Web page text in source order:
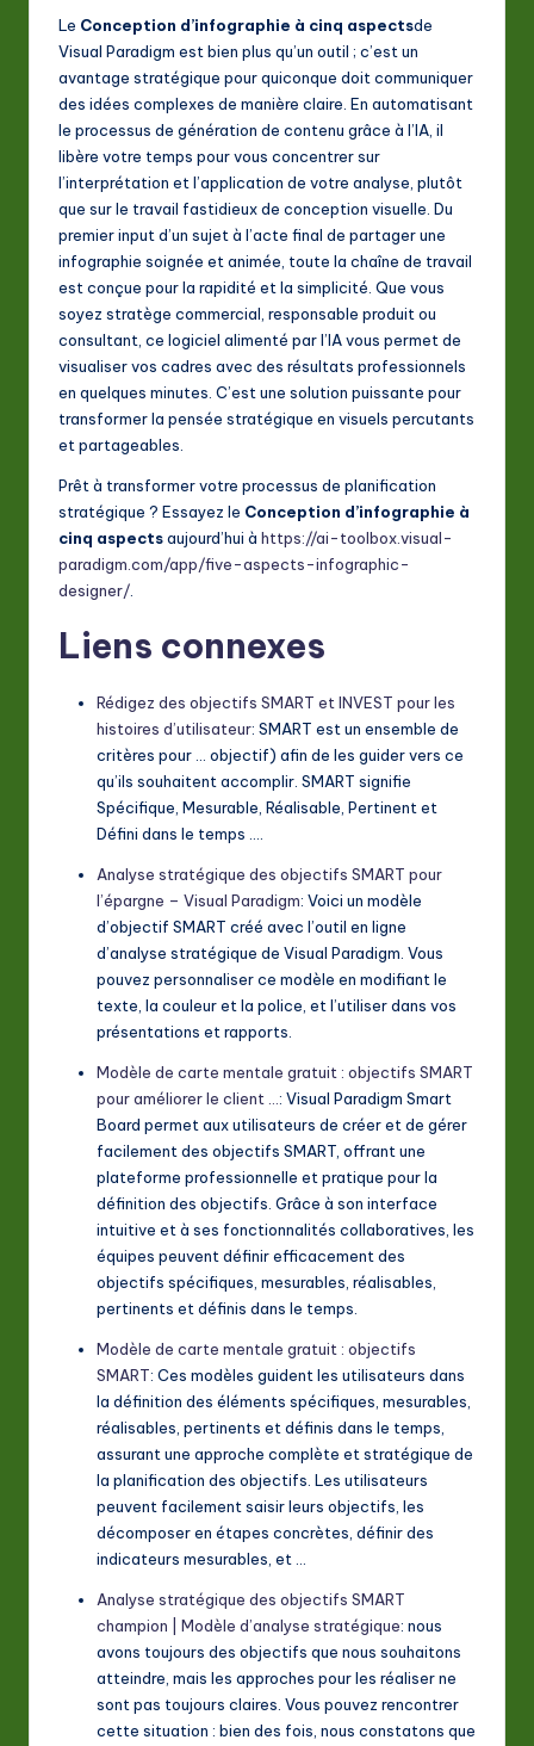
Le Conception d’infographie à cinq aspectsde
Visual Paradigm est bien plus qu’un outil ; c’est un
avantage stratégique pour quiconque doit communiquer
des idées complexes de manière claire. En automatisant
le processus de génération de contenu grâce à l’IA, il
libère votre temps pour vous concentrer sur
l’interprétation et l’application de votre analyse, plutôt
que sur le travail fastidieux de conception visuelle. Du
premier input d’un sujet à l’acte final de partager une
infographie soignée et animée, toute la chaîne de travail
est conçue pour la rapidité et la simplicité. Que vous
soyez stratège commercial, responsable produit ou
consultant, ce logiciel alimenté par l’IA vous permet de
visualiser vos cadres avec des résultats professionnels
en quelques minutes. C’est une solution puissante pour
transformer la pensée stratégique en visuels percutants
et partageables.
Prêt à transformer votre processus de planification
stratégique ? Essayez le Conception d’infographie à
cinq aspectsaujourd’hui à https://ai-toolbox.visual-
paradigm.com/app/five-aspects-infographic-
designer/
Liens connexes
Rédigez des objectifs SMART et INVEST pour les
histoires d’utilisateur: SMART est un ensemble de
critères pour … objectif) afin de les guider vers ce
qu’ils souhaitent accomplir. SMART signifie
Spécifique, Mesurable, Réalisable, Pertinent et
Défini dans le temps ….
Analyse stratégique des objectifs SMART pour
l’épargne – Visual Paradigm: Voici un modèle
d’objectif SMART créé avec l’outil en ligne
d’analyse stratégique de Visual Paradigm. Vous
pouvez personnaliser ce modèle en modifiant le
texte, la couleur et la police, et l’utiliser dans vos
présentations et rapports.
Modèle de carte mentale gratuit : objectifs SMART
pour améliorer le client … : Visual Paradigm Smart
Board permet aux utilisateurs de créer et de gérer
facilement des objectifs SMART, offrant une
plateforme professionnelle et pratique pour la
définition des objectifs. Grâce à son interface
intuitive et à ses fonctionnalités collaboratives, les
équipes peuvent définir efficacement des
objectifs spécifiques, mesurables, réalisables,
pertinents et définis dans le temps.
Modèle de carte mentale gratuit : objectifs
SMART: Ces modèles guident les utilisateurs dans
la définition des éléments spécifiques, mesurables,
réalisables, pertinents et définis dans le temps,
assurant une approche complète et stratégique de
la planification des objectifs. Les utilisateurs
peuvent facilement saisir leurs objectifs, les
décomposer en étapes concrètes, définir des
indicateurs mesurables, et …
Analyse stratégique des objectifs SMART
champion | Modèle d’analyse stratégique: nous
avons toujours des objectifs que nous souhaitons
atteindre, mais les approches pour les réaliser ne
sont pas toujours claires. Vous pouvez rencontrer
cette situation : bien des fois, nous constatons que